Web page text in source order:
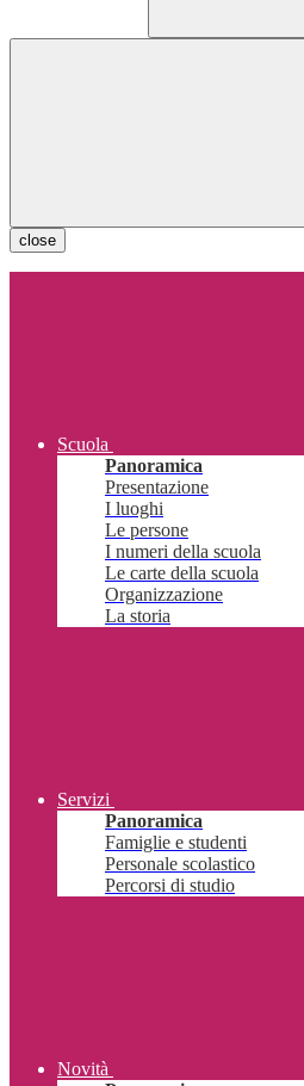
close
Scuola
Panoramica
Presentazione
I luoghi
Le persone
I numeri della scuola
Le carte della scuola
Organizzazione
La storia
Servizi
Panoramica
Famiglie e studenti
Personale scolastico
Percorsi di studio
Novità